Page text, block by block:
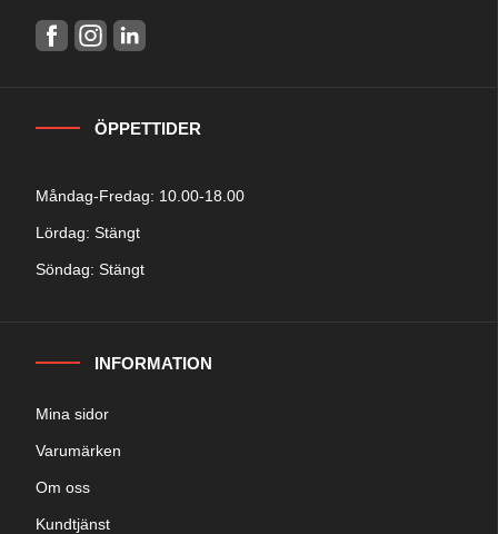
ÖPPETTIDER
Måndag-Fredag: 10.00-18.00
Lördag: Stängt
Söndag: Stängt
INFORMATION
Mina sidor
Varumärken
Om oss
Kundtjänst